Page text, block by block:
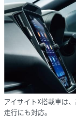
アイサイトX搭載車は
走行にも対応。